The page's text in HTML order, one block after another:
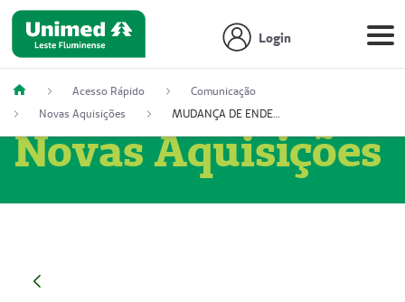
Login
Acesso Rápido
Comunicação
Novas Aquisições
MUDANÇA DE ENDEREÇO - DIAGITAB SERVIÇOS MÉDICOS LTDA (54003267-5)
Novas Aquisições